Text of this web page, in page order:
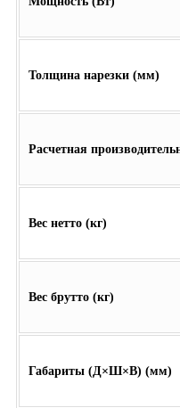
Толщина нарезки (мм)
Расчетная
Вес нетто (кг)
Вес брутто (кг)
Габариты (Д×Ш×В) (мм)